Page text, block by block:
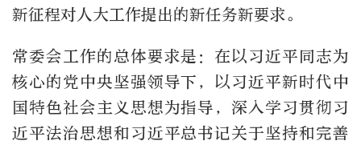
新征程对人大工作提出的新任务新要求。
常委会工作的总体要求是：在以习近平同志为
核心的党中央坚强领导下，以习近平新时代中
国特色社会主义思想为指导，深入学习贯彻习
近平法治思想和习近平总书记关于坚持和完善